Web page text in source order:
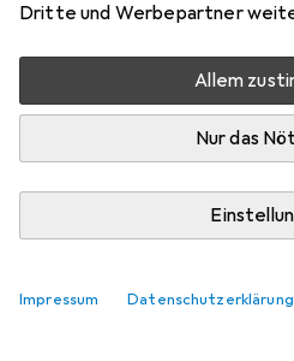
Dritte und Werbepartner
Allem
Nur das
Impressum Datenschutzerklärung
Top bewertete